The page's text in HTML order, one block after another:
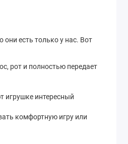
есть только у нас. Вот
рот и полностью передает
игрушке интересный
комфортную игру или